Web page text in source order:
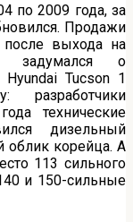
по 2009 года, за
Продажи
выхода на
задумался о
Tucson 1
разработчики
технические
дизельный
облик корейца. А
113 сильного
и 150-сильные